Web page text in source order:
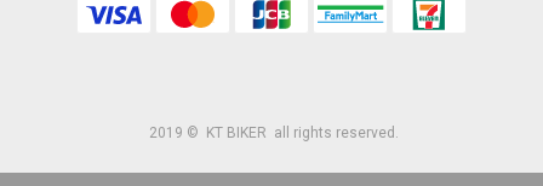
2019 © KT BIKER all rights reserved.